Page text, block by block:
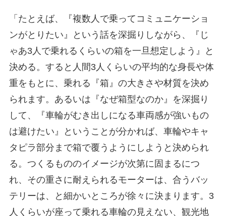
「たとえば、『複数人で乗ってコミュニケーショ
ンがとりたい』という話を深掘りしながら、『じ
ゃあ3人で乗れるくらいの箱を一旦想定しよう』と
決める。すると人間3人くらいの平均的な身長や体
重をもとに、乗れる『箱』の大きさや材質を決め
られます。あるいは『なぜ箱型なのか』を深掘り
して、『車輪がむき出しになる車両感が強いもの
は避けたい』ということが分かれば、車輪やキャ
タピラ部分まで箱で覆うようにしようと決められ
る。つくるもののイメージが次第に固まるにつ
れ、その重さに耐えられるモーターは、合うバッ
テリーは、と細かいところが徐々に決まります。3
人くらいが座って乗れる車輪の見えない、観光地